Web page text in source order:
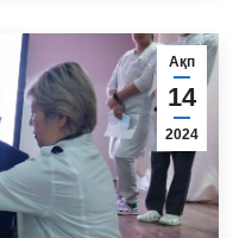
офтальмология
эпилепсияны
және емдеу
Ақп
14
2024